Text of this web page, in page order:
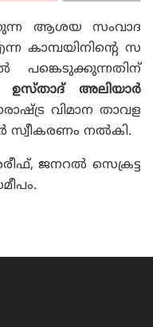
ആശയ സംവാദ
കാമ്പയിനിന്റെ സ
പങ്കെടുക്കുന്നതിന്
ഉസ്താദ് അലിയാർ
വിമാന താവള
സ്വീകരണം നൽകി.
ജനറൽ സെക്രട്ട